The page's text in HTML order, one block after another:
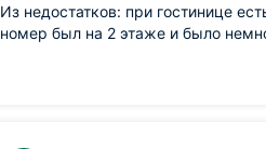
Из недостатков: при гостинице
номер был на 2 этаже и было